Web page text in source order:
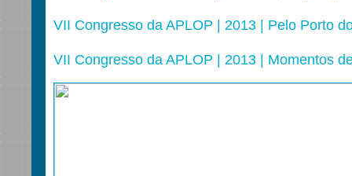
VII Congresso da APLOP | 2013 | Pelo Porto
VII Congresso da APLOP | 2013 | Momentos